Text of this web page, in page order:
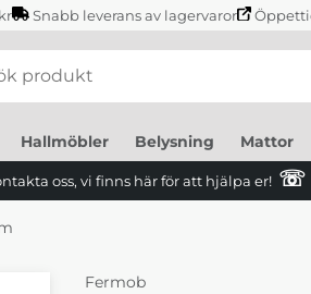
Snabb leverans av lagervaror
Hallmöbler Belysning Mattor
oss, vi finns här för att hjälpa er! ☏
Fermob